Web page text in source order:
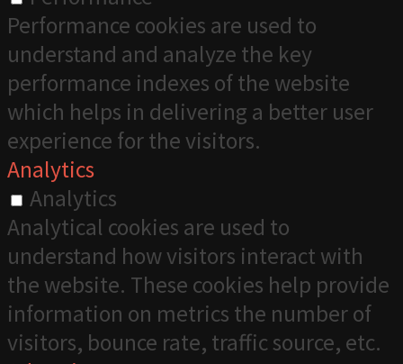
Performance cookies are used to
understand and analyze the key
performance indexes of the website
which helps in delivering a better user
experience for the visitors.
Analytics
Analytics
Analytical cookies are used to
understand how visitors interact with
the website. These cookies help provide
information on metrics the number of
visitors, bounce rate, traffic source, etc.